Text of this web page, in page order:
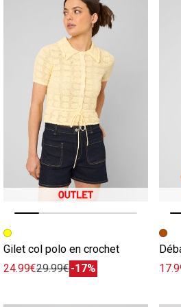
Image précédente
Image suivante
Gilet col polo en crochet
24.99€29.99€-17%